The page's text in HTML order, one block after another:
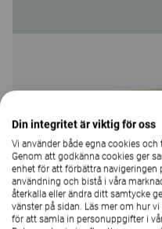
Din integritet är viktig för oss
Vi använder både egna cookies
Genom att godkänna cookies ger
enhet för att förbättra navigeringen
användning och bistå i våra
återkalla eller ändra ditt samtycke
vänster på sidan. Läs mer om hur
för att samla in personuppgifter i